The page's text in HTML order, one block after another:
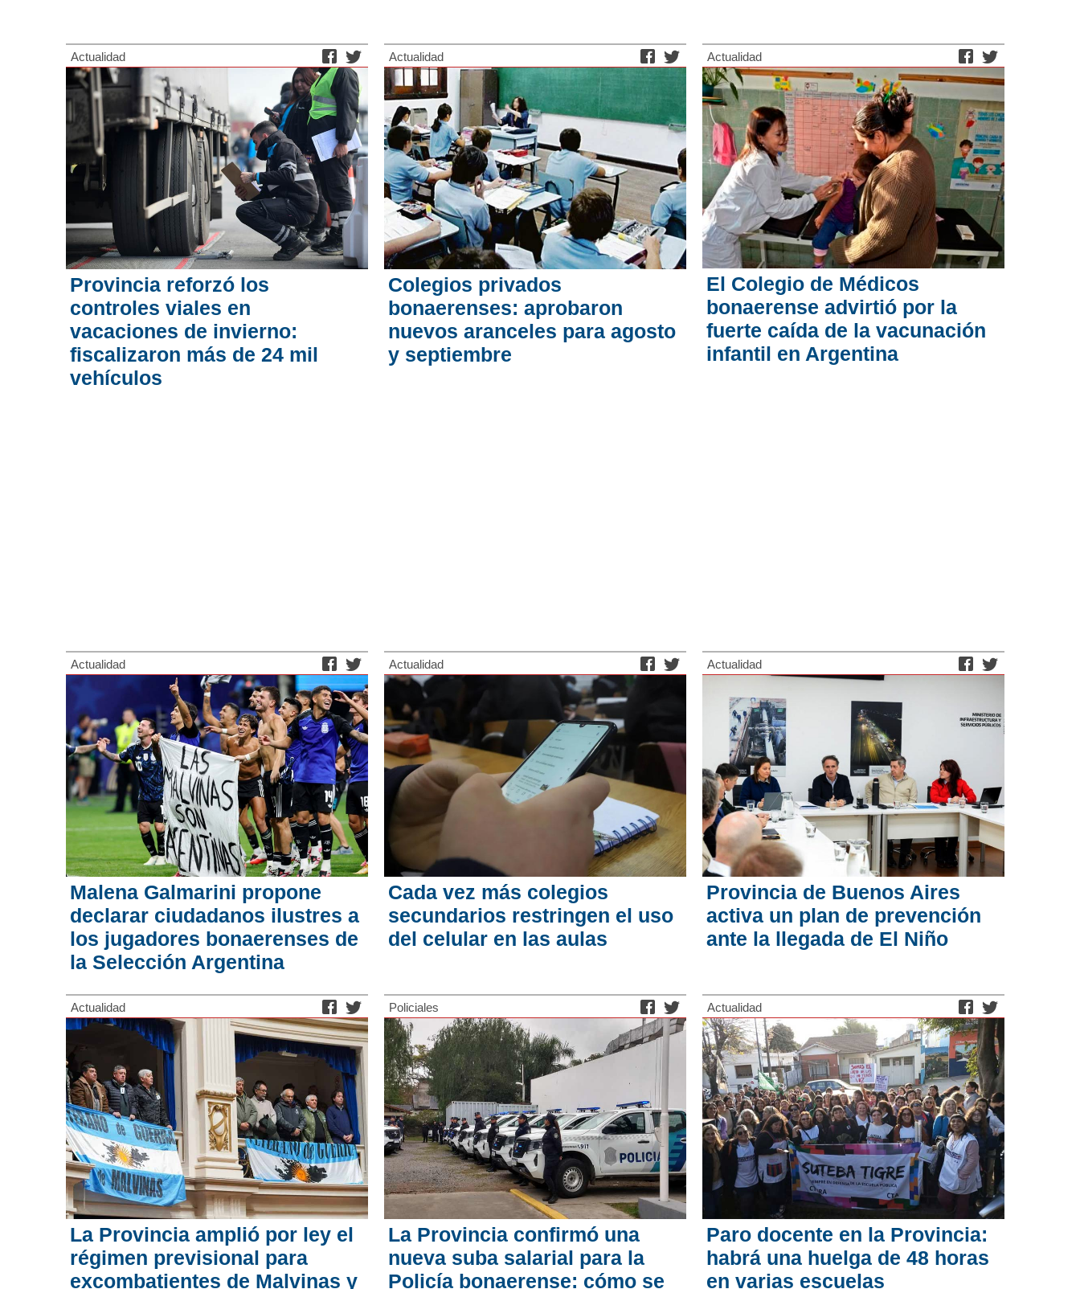
Actualidad
Provincia reforzó los
controles viales en
vacaciones de invierno:
fiscalizaron más de 24 mil
vehículos
Actualidad
Colegios privados
bonaerenses: aprobaron
nuevos aranceles para agosto
y septiembre
Actualidad
El Colegio de Médicos
bonaerense advirtió por la
fuerte caída de la vacunación
infantil en Argentina
Actualidad
Malena Galmarini propone
declarar ciudadanos ilustres a
los jugadores bonaerenses de
la Selección Argentina
Actualidad
Cada vez más colegios
secundarios restringen el uso
del celular en las aulas
Actualidad
Provincia de Buenos Aires
activa un plan de prevención
ante la llegada de El Niño
Actualidad
La Provincia amplió por ley el
régimen previsional para
excombatientes de Malvinas y
Policiales
La Provincia confirmó una
nueva suba salarial para la
Policía bonaerense: cómo se
Actualidad
Paro docente en la Provincia:
habrá una huelga de 48 horas
en varias escuelas